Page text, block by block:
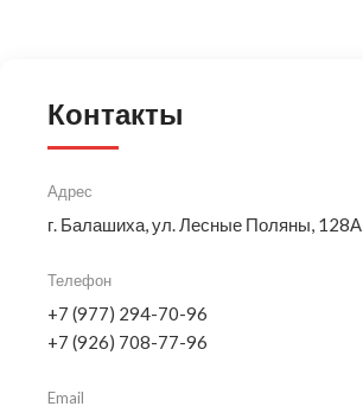
Контакты
Адрес
г. Балашиха, ул. Лесные Поляны, 128А
Телефон
+7 (977) 294-70-96
+7 (926) 708-77-96
Email